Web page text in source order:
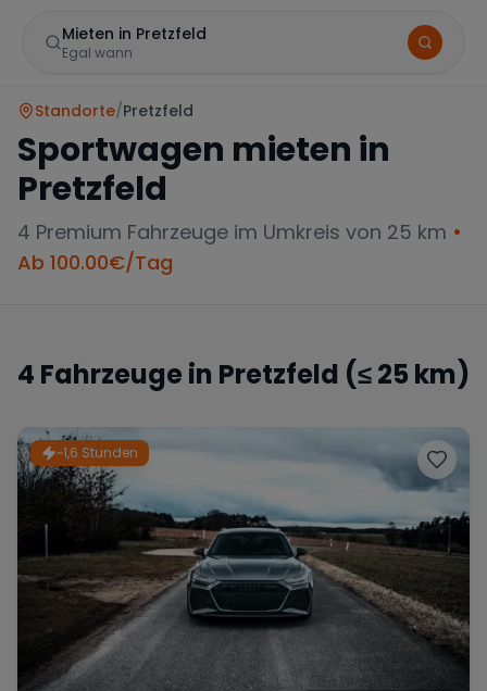
Mieten in Pretzfeld
Egal wann
Porsche Lamborghini Ferrari
McLaren Ford Jaguar
Wann
Zeitraum wählen
Standorte/Pretzfeld
Sportwagen mieten in
Pretzfeld
4 Premium Fahrzeuge im Umkreis von 25 km •
Ab 100.00€/Tag
4 Fahrzeuge in Pretzfeld (≤ 25 km)
~1,6 Stunden